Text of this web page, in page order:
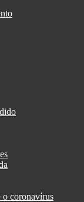
o coronavírus